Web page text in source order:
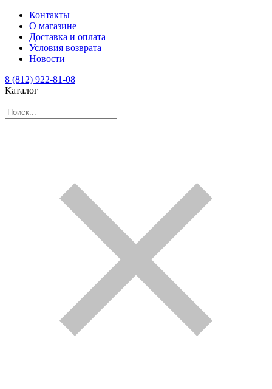
Контакты
О магазине
Доставка и оплата
Условия возврата
Новости
8 (812) 922-81-08
Каталог